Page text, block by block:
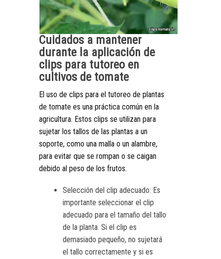
Cuidados a mantener
durante la aplicación de
clips para tutoreo en
cultivos de tomate
El uso de clips para el tutoreo de plantas
de tomate es una práctica común en la
agricultura. Estos clips se utilizan para
sujetar los tallos de las plantas a un
soporte, como una malla o un alambre,
para evitar que se rompan o se caigan
debido al peso de los frutos.
Selección del clip adecuado: Es
importante seleccionar el clip
adecuado para el tamaño del tallo
de la planta. Si el clip es
demasiado pequeño, no sujetará
el tallo correctamente y si es